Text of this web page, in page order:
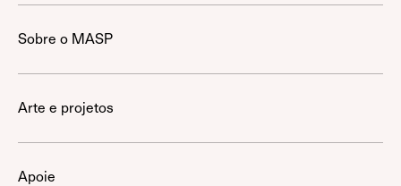
Sobre o MASP
Arte e projetos
Apoie